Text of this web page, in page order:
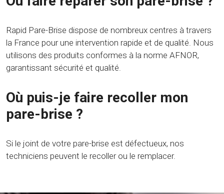
Rapid Pare-Brise dispose de nombreux centres à travers
la France pour une intervention rapide et de qualité. Nous
utilisons des produits conformes à la norme AFNOR,
garantissant sécurité et qualité.
Où puis-je faire recoller mon
pare-brise ?
Si le joint de votre pare-brise est défectueux, nos
techniciens peuvent le recoller ou le remplacer.